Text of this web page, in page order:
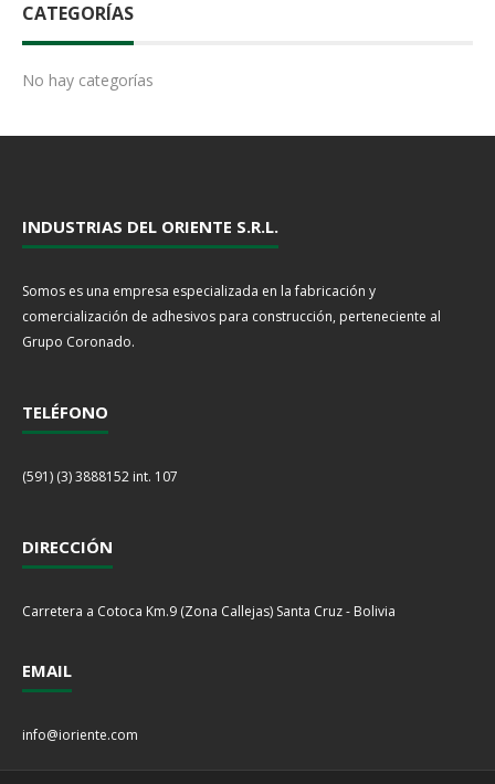
CATEGORÍAS
No hay categorías
INDUSTRIAS DEL ORIENTE S.R.L.
Somos es una empresa especializada en la fabricación y
comercialización de adhesivos para construcción, perteneciente al
Grupo Coronado.
TELÉFONO
(591) (3) 3888152 int. 107
DIRECCIÓN
Carretera a Cotoca Km.9 (Zona Callejas) Santa Cruz - Bolivia
EMAIL
info@ioriente.com